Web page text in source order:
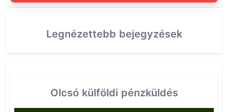
Legnézettebb bejegyzések
Olcsó külföldi pénzküldés